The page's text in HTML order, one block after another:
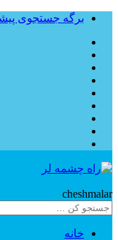
برگه جستجوی
cheshmalar
خانه